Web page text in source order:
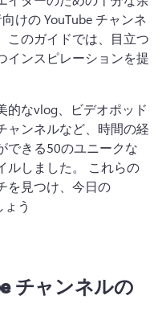
けの YouTube チャンネ
このガイドでは、目立つ
インスピレーションを提
的なvlog、ビデオポッド
ャンネルなど、時間の経
できる50のユニークな
しました。 これらの
を見つけ、今日の
う
チャンネルの